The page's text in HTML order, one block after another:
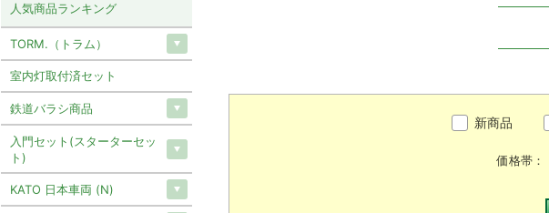
新商品
価格帯：
人気商品ランキング
TORM.（トラム）
室内灯取付済セット
鉄道バラシ商品
入門セット(スターターセッ
ト)
KATO 日本車両 (N)